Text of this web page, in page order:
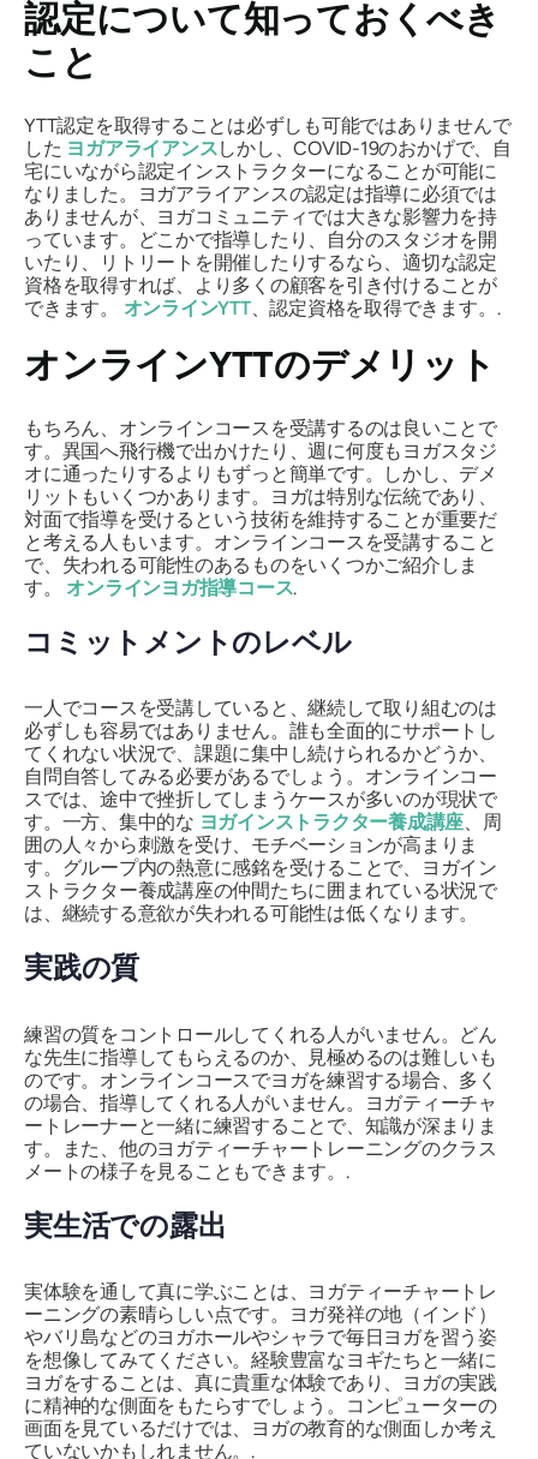
認定について知っておくべき
こと
YTT認定を取得することは必ずしも可能ではありませんで
した ヨガアライアンスしかし、COVID-19のおかげで、自
宅にいながら認定インストラクターになることが可能に
なりました。ヨガアライアンスの認定は指導に必須では
ありませんが、ヨガコミュニティでは大きな影響力を持
っています。どこかで指導したり、自分のスタジオを開
いたり、リトリートを開催したりするなら、適切な認定
資格を取得すれば、より多くの顧客を引き付けることが
できます。 オンラインYTT、認定資格を取得できます。.
オンラインYTTのデメリット
もちろん、オンラインコースを受講するのは良いことで
す。異国へ飛行機で出かけたり、週に何度もヨガスタジ
オに通ったりするよりもずっと簡単です。しかし、デメ
リットもいくつかあります。ヨガは特別な伝統であり、
対面で指導を受けるという技術を維持することが重要だ
と考える人もいます。オンラインコースを受講すること
で、失われる可能性のあるものをいくつかご紹介しま
す。 オンラインヨガ指導コース.
コミットメントのレベル
一人でコースを受講していると、継続して取り組むのは
必ずしも容易ではありません。誰も全面的にサポートし
てくれない状況で、課題に集中し続けられるかどうか、
自問自答してみる必要があるでしょう。オンラインコー
スでは、途中で挫折してしまうケースが多いのが現状で
す。一方、集中的な ヨガインストラクター養成講座、周
囲の人々から刺激を受け、モチベーションが高まりま
す。グループ内の熱意に感銘を受けることで、ヨガイン
ストラクター養成講座の仲間たちに囲まれている状況で
は、継続する意欲が失われる可能性は低くなります。
実践の質
練習の質をコントロールしてくれる人がいません。どん
な先生に指導してもらえるのか、見極めるのは難しいも
のです。オンラインコースでヨガを練習する場合、多く
の場合、指導してくれる人がいません。ヨガティーチャ
ートレーナーと一緒に練習することで、知識が深まりま
す。また、他のヨガティーチャートレーニングのクラス
メートの様子を見ることもできます。.
実生活での露出
実体験を通して真に学ぶことは、ヨガティーチャートレ
ーニングの素晴らしい点です。ヨガ発祥の地（インド）
やバリ島などのヨガホールやシャラで毎日ヨガを習う姿
を想像してみてください。経験豊富なヨギたちと一緒に
ヨガをすることは、真に貴重な体験であり、ヨガの実践
に精神的な側面をもたらすでしょう。コンピューターの
画面を見ているだけでは、ヨガの教育的な側面しか考え
ていないかもしれません。.